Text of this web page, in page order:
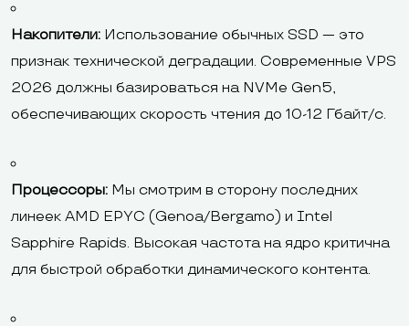
Накопители: Использование обычных SSD — это
признак технической деградации. Современные VPS
2026 должны базироваться на NVMe Gen5,
обеспечивающих скорость чтения до 10-12 Гбайт/с.
Процессоры: Мы смотрим в сторону последних
линеек AMD EPYC (Genoa/Bergamo) и Intel
Sapphire Rapids. Высокая частота на ядро критична
для быстрой обработки динамического контента.